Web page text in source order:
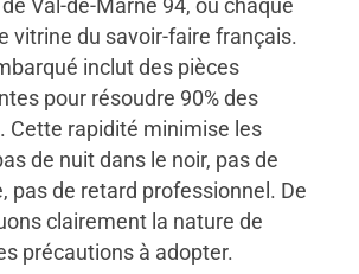
Val-de-Marne 94, où chaque
vitrine du savoir-faire français.
inclut des pièces
pour résoudre 90% des
Cette rapidité minimise les
de nuit dans le noir, pas de
pas de retard professionnel. De
clairement la nature de
précautions à adopter.